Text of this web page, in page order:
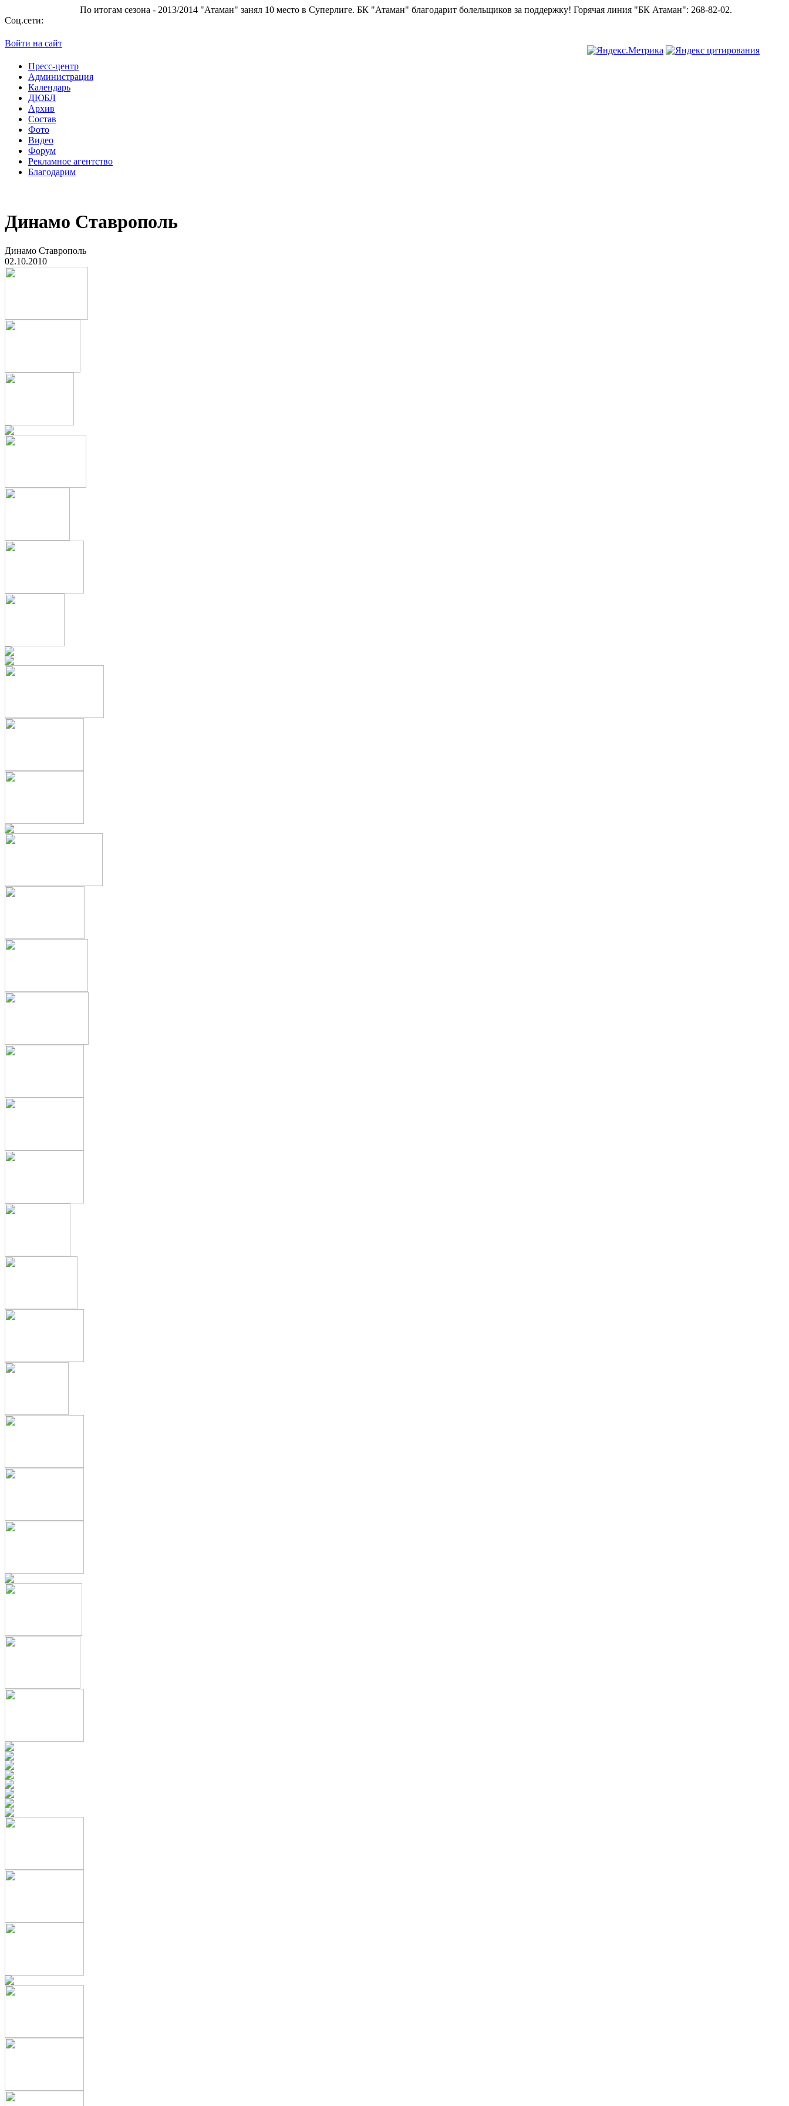
По итогам сезона - 2013/2014 "Атаман" занял 10 место в Суперлиге.БК "Атаман" благодарит болельщиков за поддержку!Горячая линия "БК Атаман":268-82-02.
Соц.сети:
Войти на сайт
Пресс-центр
Администрация
Календарь
ДЮБЛ
Архив
Состав
Фото
Видео
Форум
Рекламное агентство
Благодарим
Динамо Ставрополь
Динамо Ставрополь
02.10.2010